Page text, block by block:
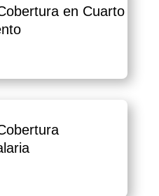
en Cuarto